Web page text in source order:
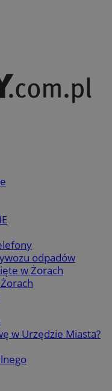
odpadów
w Żorach
w Urzędzie Miasta?